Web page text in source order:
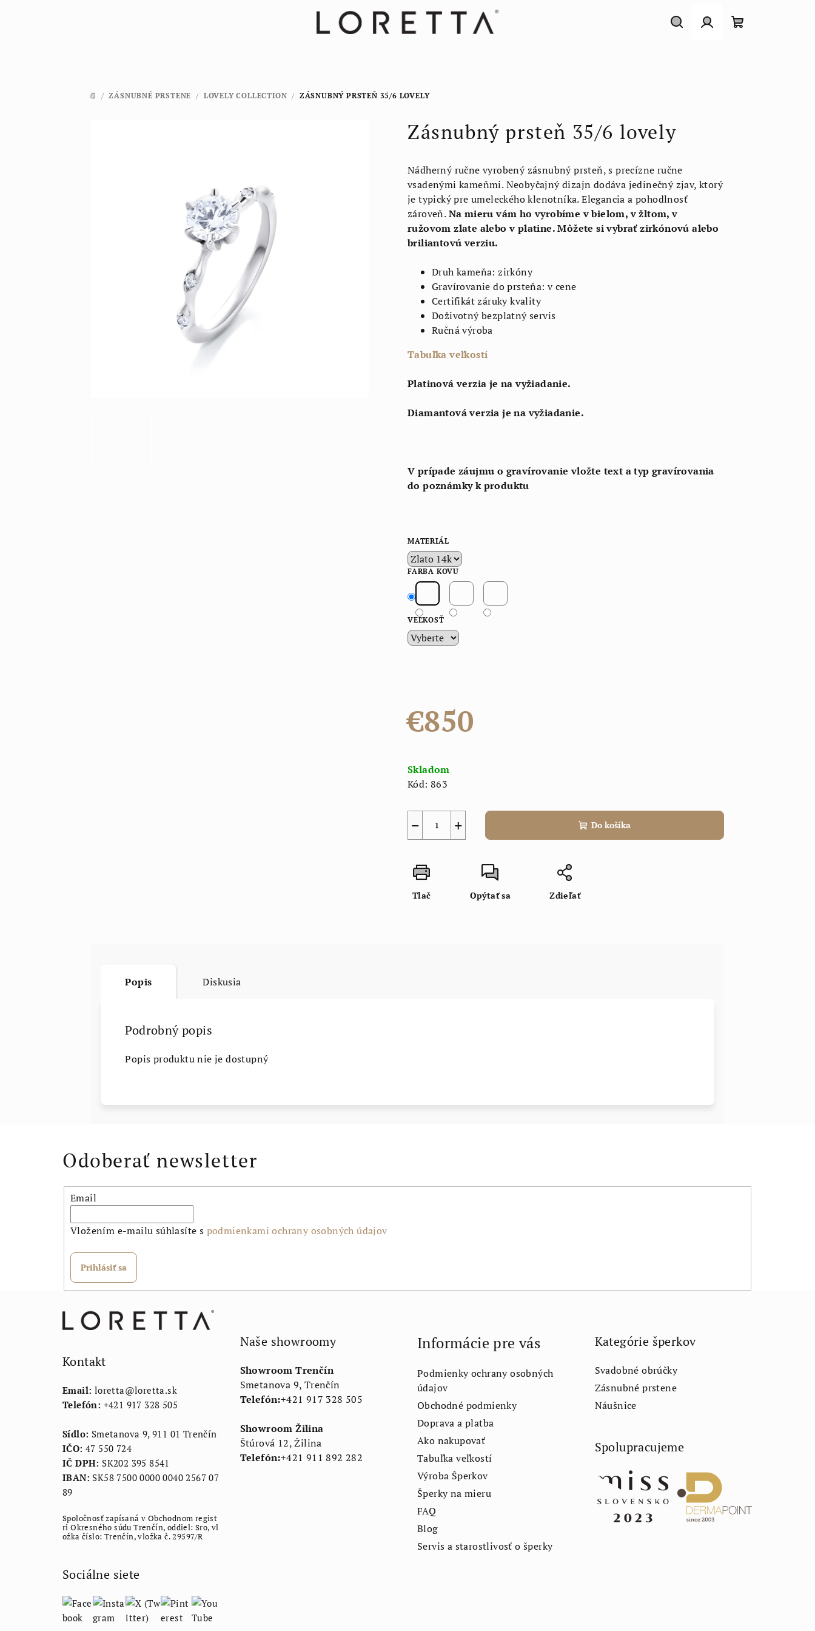
DOMOV
/ ZÁSNUBNÉ PRSTENE / LOVELY COLLECTION / ZÁSNUBNÝ PRSTEŇ 35/6 LOVELY
Zásnubný prsteň 35/6 lovely
Nádherný ručne vyrobený zásnubný prsteň, s precízne ručne
vsadenými kameňmi. Neobyčajný dizajn dodáva jedinečný zjav, ktorý
je typický pre umeleckého klenotníka. Elegancia a pohodlnosť
zároveň.Na mieru vám ho vyrobíme v bielom, v žltom, v
ružovom zlate alebo v platine. Môžete si vybrať zirkónovú alebo
briliantovú verziu.
Druh kameňa: zirkóny
Gravírovanie do prsteňa: v cene
Certifikát záruky kvality
Doživotný bezplatný servis
Ručná výroba
Tabuľka veľkostí
Platinová verzia je na vyžiadanie.
Diamantová verzia je na vyžiadanie.
V prípade záujmu o gravírovanie vložte text a typ gravírovania
do poznámky k produktu
MATERIÁL
FARBA KOVU
VEĽKOSŤ
€850
cena:
Skladom
Kód: 863
+
− Do košíka
Tlač Opýtať sa Zdieľať
Popis Diskusia
Podrobný popis
Popis produktu nie je dostupný
Odoberať newsletter
Email
Vložením e-mailu súhlasíte s podmienkami ochrany osobných údajov
Prihlásiť sa
Kontakt
Email: loretta@loretta.sk
Telefón: +421 917 328 505
Sídlo: Smetanova 9, 911 01 Trenčín
IČO: 47 550 724
IČ DPH: SK202 395 8541
IBAN: SK58 7500 0000 0040 2567 07
89
Spoločnosť zapísaná v Obchodnom regist
ri Okresného súdu Trenčín, oddiel: Sro, vl
ožka číslo: Trenčín, vložka č. 29597/R
Sociálne siete
Naše showroomy
Showroom Trenčín
Smetanova 9, Trenčín
Telefón:+421 917 328 505
Showroom Žilina
Štúrová 12, Žilina
Telefón:+421 911 892 282
Informácie pre vás
Podmienky ochrany osobných
údajov
Obchodné podmienky
Doprava a platba
Ako nakupovať
Tabuľka veľkostí
Výroba Šperkov
Šperky na mieru
FAQ
Blog
Servis a starostlivosť o šperky
Kategórie šperkov
Svadobné obrúčky
Zásnubné prstene
Náušnice
Spolupracujeme